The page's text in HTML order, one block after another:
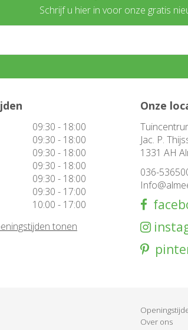
Schrijf u hier in voor onze gratis
09:30 - 18:00
09:30 - 18:00
09:30 - 18:00
09:30 - 18:00
09:30 - 18:00
09:30 - 17:00
10:00 - 17:00
tonen
Onze
Jac. P.
1331 AH
036-
Over ons